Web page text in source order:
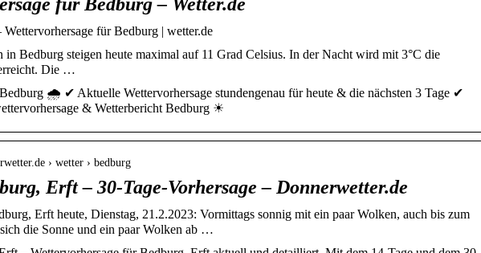
für Bedburg | wetter.de
in Bedburg steigen heute maximal auf 11 Grad Celsius. In der Nacht wird mit 3°C die
Die …
🌧️ ✔ Aktuelle Wettervorhersage stundengenau für heute & die nächsten 3 Tage ✔
& Wetterbericht Bedburg ☀
› wetter › bedburg
Erft – 30-Tage-Vorhersage – Donnerwetter.de
Erft heute, Dienstag, 21.2.2023: Vormittags sonnig mit ein paar Wolken, auch bis zum
die Sonne und ein paar Wolken ab …